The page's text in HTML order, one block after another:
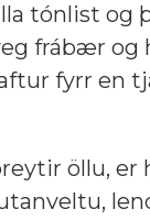
tónlist og
frábær og
fyrr en
öllu, er